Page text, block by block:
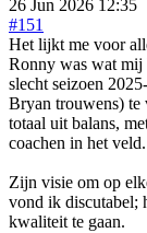
26 Jun 2026 12:35
#151
Het lijkt me voor
Ronny was wat mij
slecht seizoen
Bryan trouwens) te
totaal uit balans,
coachen in het veld.
Zijn visie om op
vond ik discutabel;
kwaliteit te gaan.